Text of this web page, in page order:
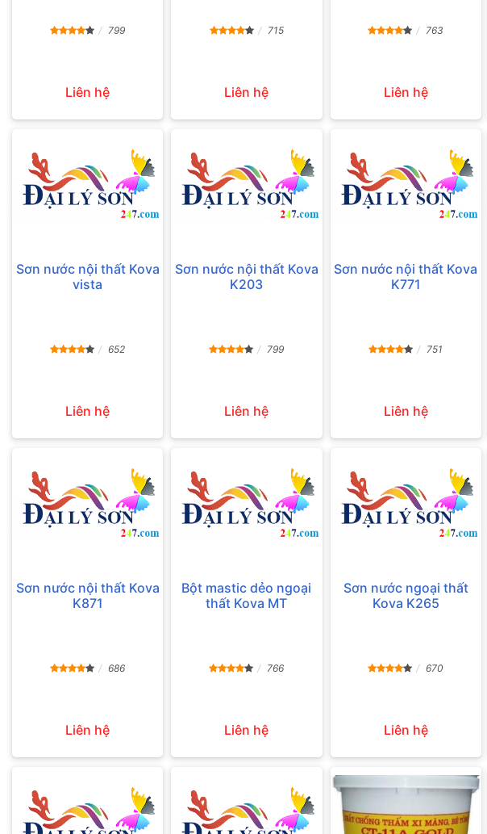
799
Liên hệ
715
Liên hệ
763
Liên hệ
Sơn nước nội thất Kova
vista
652
Liên hệ
Sơn nước nội thất Kova
K203
799
Liên hệ
Sơn nước nội thất Kova
K771
751
Liên hệ
Sơn nước nội thất Kova
K871
686
Liên hệ
Bột mastic dẻo ngoại
thất Kova MT
766
Liên hệ
Sơn nước ngoại thất
Kova K265
670
Liên hệ